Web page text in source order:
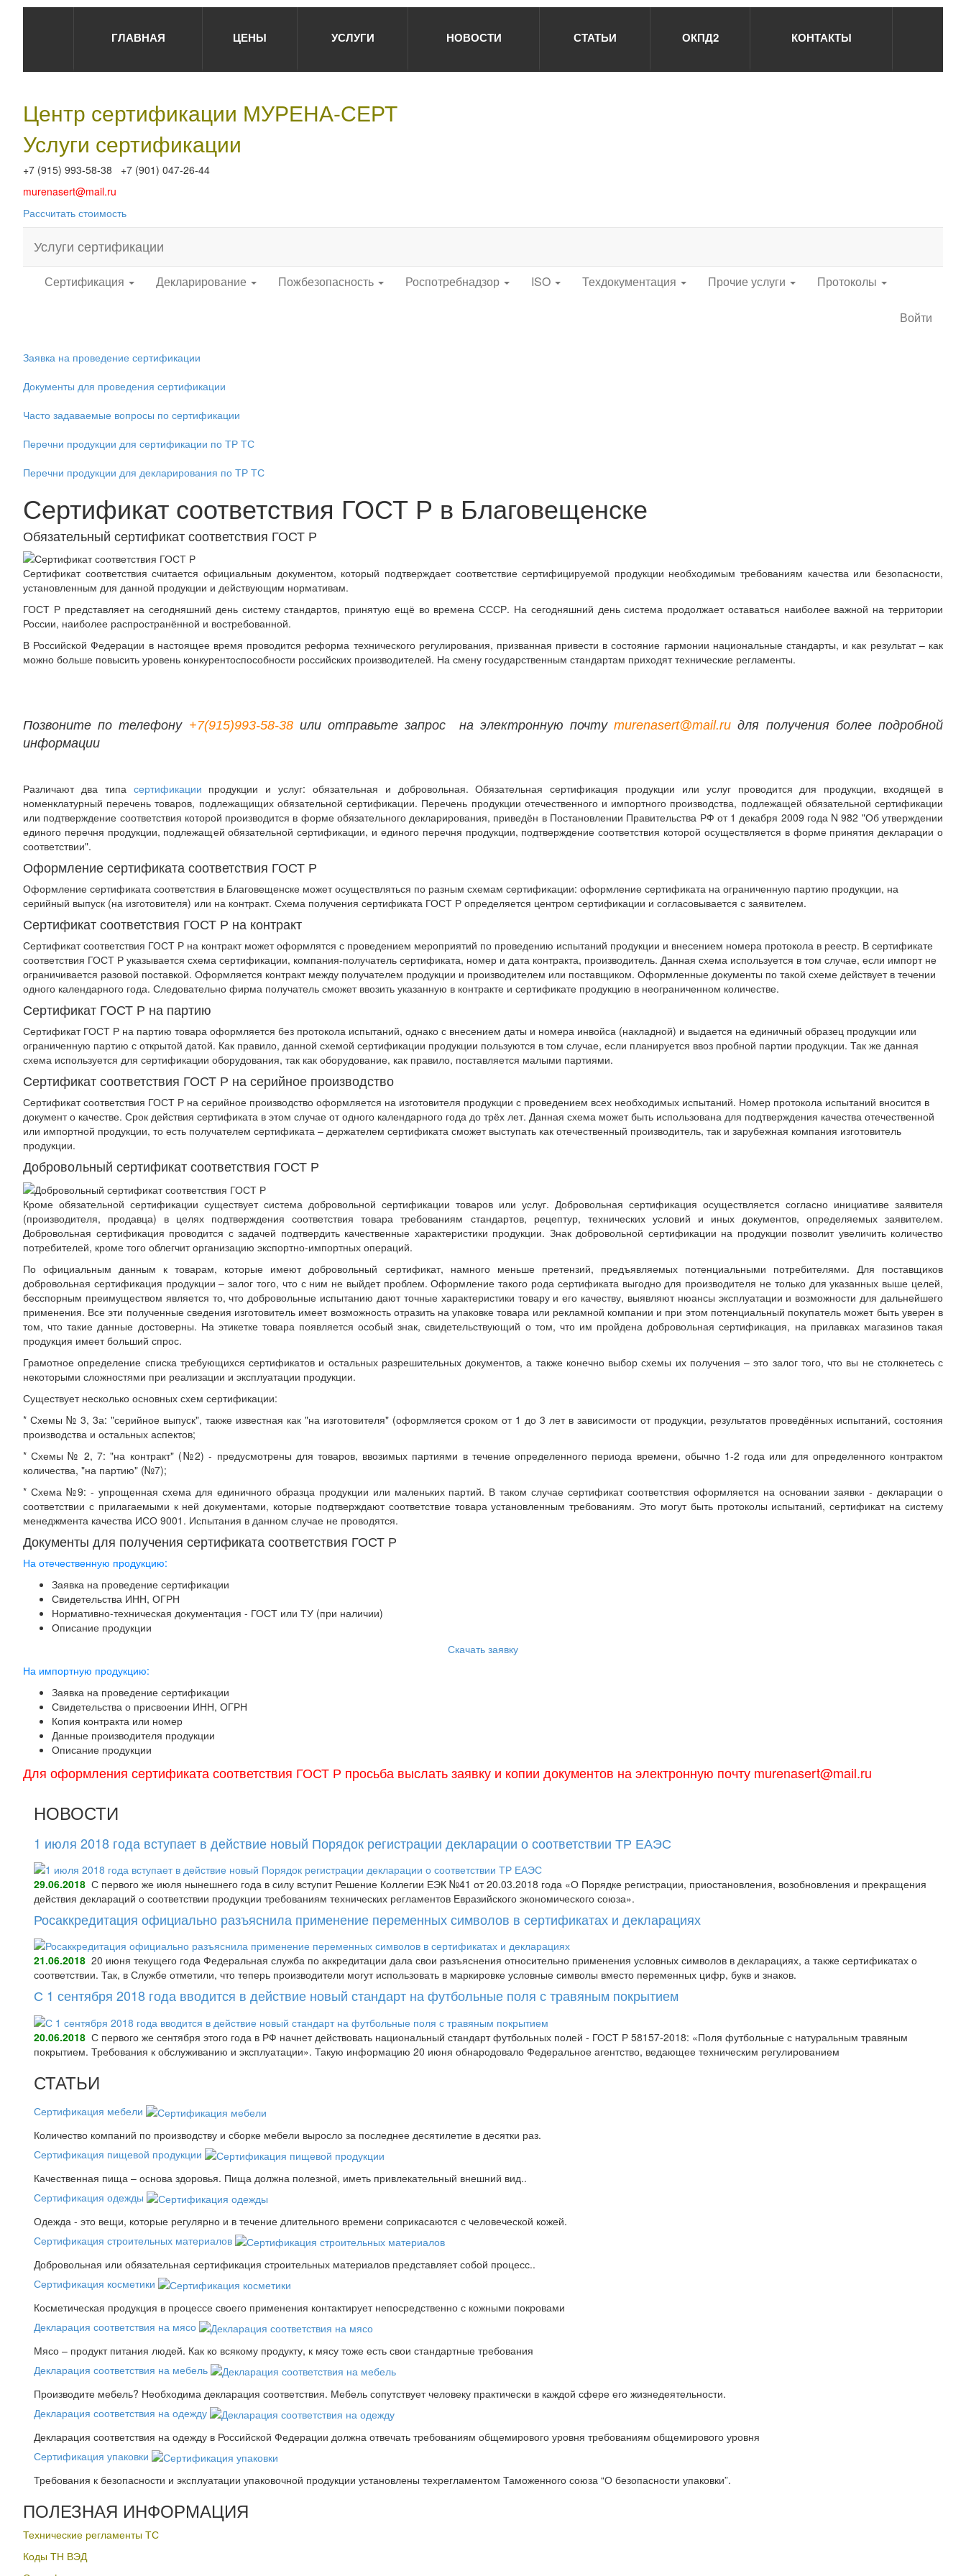
ГЛАВНАЯ ЦЕНЫ УСЛУГИ НОВОСТИ СТАТЬИ ОКПД2 КОНТАКТЫ
Центр сертификации МУРЕНА-СЕРТ
Услуги сертификации
+7 (915) 993-58-38 +7 (901) 047-26-44
murenasert@mail.ru
Рассчитать стоимость
Услуги сертификации
Сертификация Декларирование Пожбезопасность Роспотребнадзор ISO Техдокументация Прочие услуги Протоколы
Войти
Заявка на проведение сертификации
Документы для проведения сертификации
Часто задаваемые вопросы по сертификации
Перечни продукции для сертификации по ТР ТС
Перечни продукции для декларирования по ТР ТС
Сертификат соответствия ГОСТ Р в Благовещенске
Обязательный сертификат соответствия ГОСТ Р
Сертификат соответствия считается официальным документом, который подтверждает соответствие сертифицируемой продукции необходимым требованиям качества или безопасности,
установленным для данной продукции и действующим нормативам.
ГОСТ Р представляет на сегодняшний день систему стандартов, принятую ещё во времена СССР. На сегодняшний день система продолжает оставаться наиболее важной на территории
России, наиболее распространённой и востребованной.
В Российской Федерации в настоящее время проводится реформа технического регулирования, призванная привести в состояние гармонии национальные стандарты, и как результат – как
можно больше повысить уровень конкурентоспособности российских производителей. На смену государственным стандартам приходят технические регламенты.
Позвоните по телефону +7(915)993-58-38или отправьте запрос на электронную почтуmurenasert@mail.ru для получения более подробной
информации
Различают два типа сертификации продукции и услуг: обязательная и добровольная. Обязательная сертификация продукции или услуг проводится для продукции, входящей в
номенклатурный перечень товаров, подлежащищих обязательной сертификации. Перечень продукции отечественного и импортного производства, подлежащей обязательной сертификации
или подтверждение соответствия которой производится в форме обязательного декларирования, приведён в Постановлении Правительства РФ от 1 декабря 2009 года N 982 "Об утверждении
единого перечня продукции, подлежащей обязательной сертификации, и единого перечня продукции, подтверждение соответствия которой осуществляется в форме принятия декларации о
соответствии".
Оформление сертификата соответствия ГОСТ Р
Оформление сертификата соответствия в Благовещенске может осуществляться по разным схемам сертификации: оформление сертификата на ограниченную партию продукции, на
серийный выпуск (на изготовителя) или на контракт. Схема получения сертификата ГОСТ Р определяется центром сертификации и согласовывается с заявителем.
Сертификат соответствия ГОСТ Р на контракт
Сертификат соответствия ГОСТ Р на контракт может оформлятся с проведением мероприятий по проведению испытаний продукции и внесением номера протокола в реестр. В сертификате
соответствия ГОСТ Р указывается схема сертификации, компания-получатель сертификата, номер и дата контракта, производитель. Данная схема используется в том случае, если импорт не
ограничивается разовой поставкой. Оформляется контракт между получателем продукции и производителем или поставщиком. Оформленные документы по такой схеме действует в течении
одного календарного года. Следовательно фирма получатель сможет ввозить указанную в контракте и сертификате продукцию в неограниченном количестве.
Сертификат ГОСТ Р на партию
Сертификат ГОСТ Р на партию товара оформляется без протокола испытаний, однако с внесением даты и номера инвойса (накладной) и выдается на единичный образец продукции или
ограниченную партию с открытой датой. Как правило, данной схемой сертификации продукции пользуются в том случае, если планируется ввоз пробной партии продукции. Так же данная
схема используется для сертификации оборудования, так как оборудование, как правило, поставляется малыми партиями.
Сертификат соответствия ГОСТ Р на серийное производство
Сертификат соответствия ГОСТ Р на серийное производство оформляется на изготовителя продукции с проведением всех необходимых испытаний. Номер протокола испытаний вносится в
документ о качестве. Срок действия сертификата в этом случае от одного календарного года до трёх лет. Данная схема может быть использована для подтверждения качества отечественной
или импортной продукции, то есть получателем сертификата – держателем сертификата сможет выступать как отечественный производитель, так и зарубежная компания изготовитель
продукции.
Добровольный сертификат соответствия ГОСТ Р
Кроме обязательной сертификации существует система добровольной сертификации товаров или услуг. Добровольная сертификация осуществляется согласно инициативе заявителя
(производителя, продавца) в целях подтверждения соответствия товара требованиям стандартов, рецептур, технических условий и иных документов, определяемых заявителем.
Добровольная сертификация проводится с задачей подтвердить качественные характеристики продукции. Знак добровольной сертификации на продукции позволит увеличить количество
потребителей, кроме того облегчит организацию экспортно-импортных операций.
По официальным данным к товарам, которые имеют добровольный сертификат, намного меньше претензий, предъявляемых потенциальными потребителями. Для поставщиков
добровольная сертификация продукции – залог того, что с ним не выйдет проблем. Оформление такого рода сертификата выгодно для производителя не только для указанных выше целей,
бесспорным преимуществом является то, что добровольные испытанию дают точные характеристики товару и его качеству, выявляют нюансы эксплуатации и возможности для дальнейшего
применения. Все эти полученные сведения изготовитель имеет возможность отразить на упаковке товара или рекламной компании и при этом потенциальный покупатель может быть уверен в
том, что такие данные достоверны. На этикетке товара появляется особый знак, свидетельствующий о том, что им пройдена добровольная сертификация, на прилавках магазинов такая
продукция имеет больший спрос.
Грамотное определение списка требующихся сертификатов и остальных разрешительных документов, а также конечно выбор схемы их получения – это залог того, что вы не столкнетесь с
некоторыми сложностями при реализации и эксплуатации продукции.
Существует несколько основных схем сертификации:
* Схемы № 3, 3а: "серийное выпуск", также известная как "на изготовителя" (оформляется сроком от 1 до 3 лет в зависимости от продукции, результатов проведённых испытаний, состояния
производства и остальных аспектов;
* Схемы № 2, 7: "на контракт" (№2) - предусмотрены для товаров, ввозимых партиями в течение определенного периода времени, обычно 1-2 года или для определенного контрактом
количества, "на партию" (№7);
* Схема №9: - упрощенная схема для единичного образца продукции или маленьких партий. В таком случае сертификат соответствия оформляется на основании заявки - декларации о
соответствии с прилагаемыми к ней документами, которые подтверждают соответствие товара установленным требованиям. Это могут быть протоколы испытаний, сертификат на систему
менеджмента качества ИСО 9001. Испытания в данном случае не проводятся.
Документы для получения сертификата соответствия ГОСТ Р
На отечественную продукцию:
Заявка на проведение сертификации
Свидетельства ИНН, ОГРН
Нормативно-техническая документация - ГОСТ или ТУ (при наличии)
Описание продукции
Скачать заявку
На импортную продукцию:
Заявка на проведение сертификации
Свидетельства о присвоении ИНН, ОГРН
Копия контракта или номер
Данные производителя продукции
Описание продукции
Для оформления сертификата соответствия ГОСТ Р просьба выслать заявку и копии документов на электронную почту murenasert@mail.ru
НОВОСТИ
1 июля 2018 года вступает в действие новый Порядок регистрации декларации о соответствии ТР ЕАЭС
29.06.2018 С первого же июля нынешнего года в силу вступит Решение Коллегии ЕЭК №41 от 20.03.2018 года «О Порядке регистрации, приостановления, возобновления и прекращения
действия деклараций о соответствии продукции требованиям технических регламентов Евразийского экономического союза».
Росаккредитация официально разъяснила применение переменных символов в сертификатах и декларациях
21.06.2018 20 июня текущего года Федеральная служба по аккредитации дала свои разъяснения относительно применения условных символов в декларациях, а также сертификатах о
соответствии. Так, в Службе отметили, что теперь производители могут использовать в маркировке условные символы вместо переменных цифр, букв и знаков.
С 1 сентября 2018 года вводится в действие новый стандарт на футбольные поля с травяным покрытием
20.06.2018 С первого же сентября этого года в РФ начнет действовать национальный стандарт футбольных полей - ГОСТ Р 58157-2018: «Поля футбольные с натуральным травяным
покрытием. Требования к обслуживанию и эксплуатации». Такую информацию 20 июня обнародовало Федеральное агентство, ведающее техническим регулированием
СТАТЬИ
Сертификация мебели
Количество компаний по производству и сборке мебели выросло за последнее десятилетие в десятки раз.
Сертификация пищевой продукции
Качественная пища – основа здоровья. Пища должна полезной, иметь привлекательный внешний вид..
Сертификация одежды
Одежда - это вещи, которые регулярно и в течение длительного времени соприкасаются с человеческой кожей.
Сертификация строительных материалов
Добровольная или обязательная сертификация строительных материалов представляет собой процесс..
Сертификация косметики
Косметическая продукция в процессе своего применения контактирует непосредственно с кожными покровами
Декларация соответствия на мясо
Мясо – продукт питания людей. Как ко всякому продукту, к мясу тоже есть свои стандартные требования
Декларация соответствия на мебель
Производите мебель? Необходима декларация соответствия. Мебель сопутствует человеку практически в каждой сфере его жизнедеятельности.
Декларация соответствия на одежду
Декларация соответствия на одежду в Российской Федерации должна отвечать требованиям общемирового уровня требованиям общемирового уровня
Сертификация упаковки
Требования к безопасности и эксплуатации упаковочной продукции установлены техрегламентом Таможенного союза “О безопасности упаковки”.
ПОЛЕЗНАЯ ИНФОРМАЦИЯ
Технические регламенты ТС
Коды ТН ВЭД